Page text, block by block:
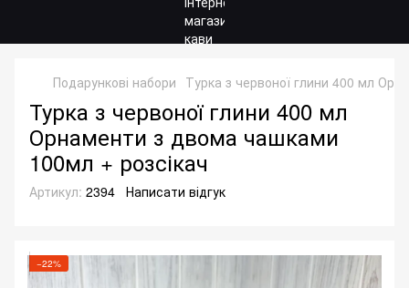
Подарункові набори Турка з червоної глини 400 мл
Турка з червоної глини 400 мл
Орнаменти з двома чашками
100мл + розсікач
Артикул: 2394 Написати відгук
−22%